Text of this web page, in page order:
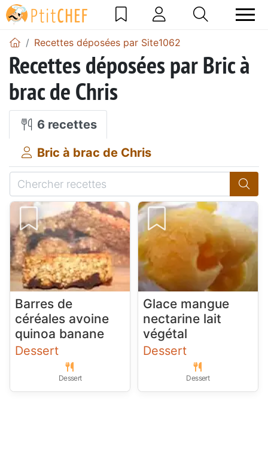
Recettes déposées par Site1062
Recettes déposées par Bric à
brac de Chris
6 recettes
Bric à brac de Chris
Barres de
céréales avoine
quinoa banane
Dessert
Dessert
Glace mangue
nectarine lait
végétal
Dessert
Dessert